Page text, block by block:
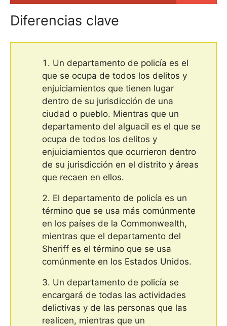
Diferencias clave
Un departamento de policía es el
que se ocupa de todos los delitos y
enjuiciamientos que tienen lugar
dentro de su jurisdicción de una
ciudad o pueblo. Mientras que un
departamento del alguacil es el que se
ocupa de todos los delitos y
enjuiciamientos que ocurrieron dentro
de su jurisdicción en el distrito y áreas
que recaen en ellos.
El departamento de policía es un
término que se usa más comúnmente
en los países de la Commonwealth,
mientras que el departamento del
Sheriff es el término que se usa
comúnmente en los Estados Unidos.
Un departamento de policía se
encargará de todas las actividades
delictivas y de las personas que las
realicen, mientras que un